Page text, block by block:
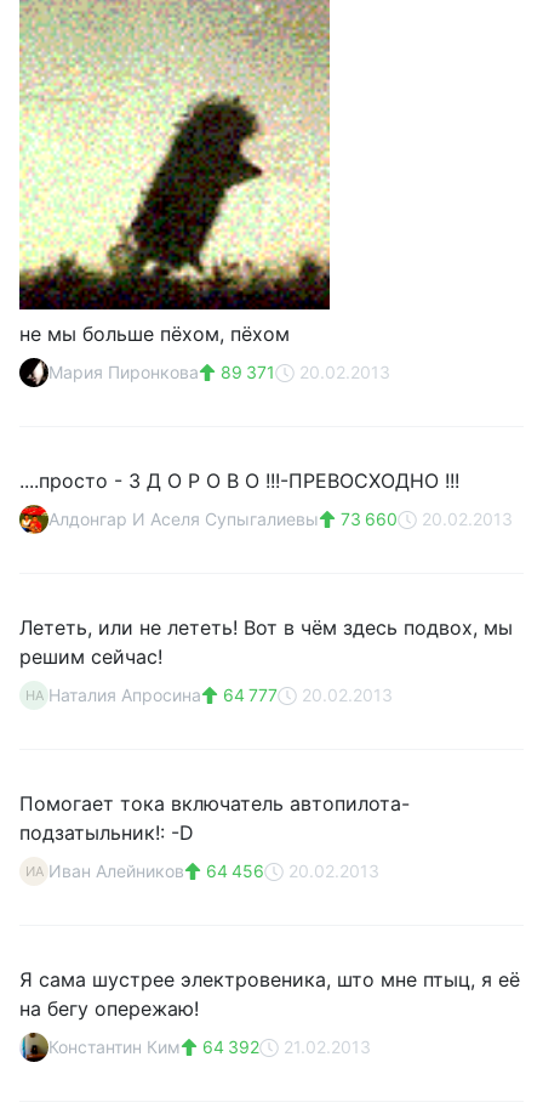
не мы больше пёхом, пёхом
Мария Пиронкова 89 371 20.02.2013
....просто - З Д О Р О В О !!!-ПРЕВОСХОДНО !!!
Алдонгар И Аселя Супыгалиевы 73 660 20.02.2013
Лететь, или не лететь! Вот в чём здесь подвох, мы
решим сейчас!
НА Наталия Апросина 64 777 20.02.2013
Помогает тока включатель автопилота-
подзатыльник!: -D
ИА Иван Алейников 64 456 20.02.2013
Я сама шустрее электровеника, што мне птыц, я её
на бегу опережаю!
Константин Ким 64 392 21.02.2013